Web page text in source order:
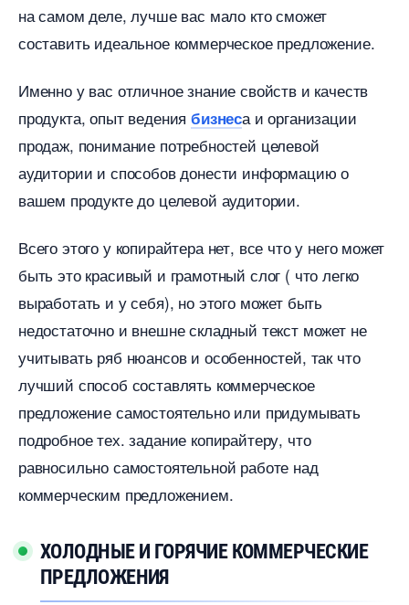
на самом деле, лучше вас мало кто сможет
составить идеальное коммерческое предложение.
Именно у вас отличное знание свойств и качест
продукта, опыт веденияизнеса и организации
продаж, понимание потребностей целевой
аудитории и способов донести информацию о
ашем продукте до целевой аудитории.
сего этого у копирайтера нет, все что у него может
ыть это красивый и грамотный слог ( что легко
ыработать и у себя), но этого может быть
недостаточно и внешне складный текст может не
учитывать ряб нюансов и особенностей, так что
лучший способ составлять коммерческое
предложение самостоятельно или придумывать
подробное тех. задание копирайтеру, что
равносильно самостоятельной работе над
коммерческим предложением.
ХОЛОДНЫЕ И ГОРЯЧИЕ КОММЕРЧЕСКИЕ
ПРЕДЛОЖЕНИЯ